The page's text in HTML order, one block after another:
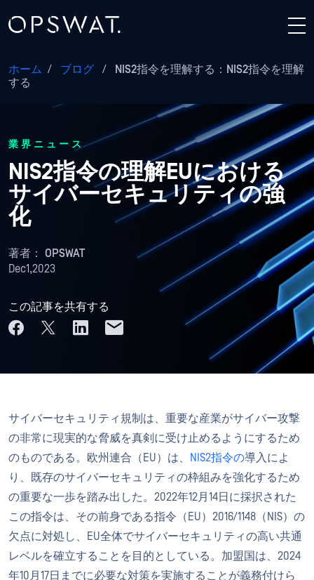
ホーム / ブログ /
NIS2指令を理解する：NIS2指令を理解
する
業界ニュース
NIS2指令の理解EUにおける
サイバーセキュリティの強
化
著者： OPSWAT
Dec1,2023
この記事を共有する
サイバーセキュリティ規制は、重要な産業がサイバー攻撃
の非常に現実的な脅威を真剣に受け止めるようにするため
のものである。欧州連合（EU）は、
NIS2指令の導入によ
り、既存のサイバーセキュリティの枠組みを強化するため
の重要な一歩を踏み出した。2022年12月14日に採択された
この指令は、その前身である指令（EU）2016/1148（NIS）の
欠点に対処し、EU全体でサイバーセキュリティの高い共通
レベルを確立することを目的としている。加盟国は、2024
年10月17日までに必要な対策を実施することが義務付けら